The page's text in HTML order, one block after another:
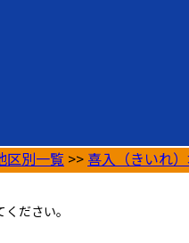
区別一覧 >> 喜入（きいれ
ださい。